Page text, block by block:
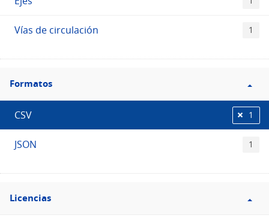
Vías de circulación 1
Filtro
Formatos
Formatos
CSV 1
JSON 1
Filtro
Licencias
Licencias